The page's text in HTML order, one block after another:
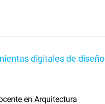
digitales de diseño
en Arquitectura